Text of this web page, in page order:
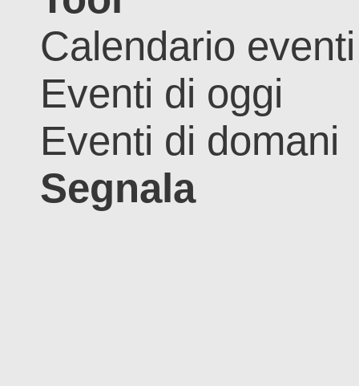
Calendario eventi
Eventi di oggi
Eventi di domani
Segnala